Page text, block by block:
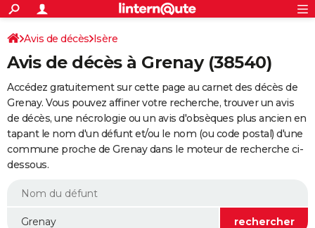
ACTUALITÉS
Politique
Société
Faits Divers
Education
Monde
Villes
+
SPORT
Coupe du monde 2026
Football
Tennis
Cyclisme
Rugby
Forum
Programme TV
TNT
Streaming
Cinéma
Sorties cinéma
Musique
+
FINANCE
Retraite
Epargne
Immobilier
Risques naturels par ville
Assurance
AUTO
Essais
Réserver un essai
Citadines
Berlines
SUV
Forum auto
+
HIGH-TECH
BRICOLAGE
WEEK-END
Avis de décès Isère
Avis de décès à Grenay (38540)
Accédez gratuitement sur cette page au carnet des décès de
Grenay. Vous pouvez affiner votre recherche, trouver un avis
de décès, une nécrologie ou un avis d'obsèques plus ancien en
tapant le nom d'un défunt et/ou le nom (ou code postal) d'une
commune proche de Grenay dans le moteur de recherche ci-
dessous.